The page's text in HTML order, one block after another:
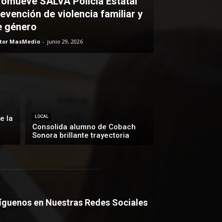
de violencia familiar y
género
MasMedio - junio 29, 2026
la LOCAL
Consolida alumno de Cobach
Sonora brillante trayectoria
en Nuestras Redes Sociales